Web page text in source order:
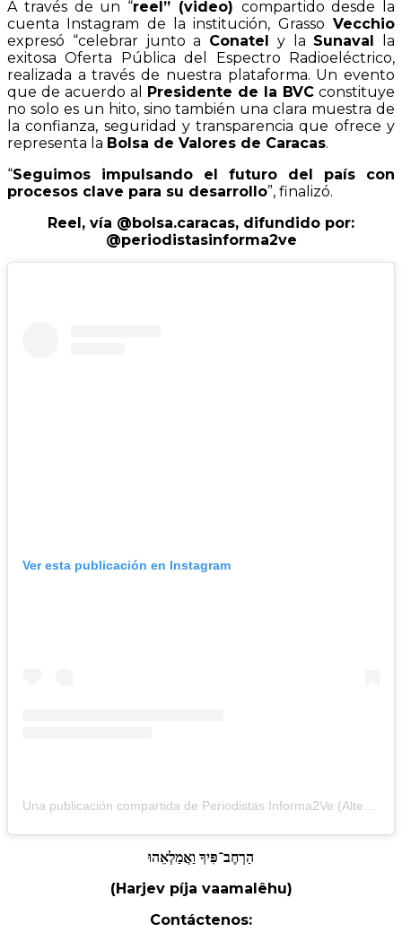
A través de un “reel” (video) compartido desde la
cuenta Instagram de la institución, Grasso Vecchio
expresó “celebrar junto a Conatel y la Sunaval
la
exitosa Oferta Pública del Espectro Radioeléctrico,
realizada a través de nuestra plataforma. Un evento
que de acuerdo al
Presidente de la BVC constituye
no solo es un hito, sino también una clara muestra de
la confianza, seguridad y transparencia que ofrece y
representa la Bolsa de Valores de Caracas.
“Seguimos impulsando el futuro del país con
procesos clave para su desarrollo”, finalizó.
Reel, vía @bolsa.caracas, difundido por:
@periodistasinforma2ve
Ver esta publicación en Instagram
הַרְחֶב־פִּיךָ וַאֲמַלְאֵהוּ
(Harjev píja vaamalêhu)
Contáctenos: